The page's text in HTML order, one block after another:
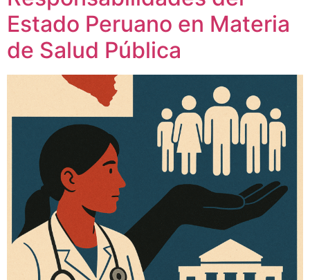
Estado Peruano en Materia
de Salud Pública